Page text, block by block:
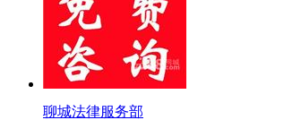
聊城法律服务部